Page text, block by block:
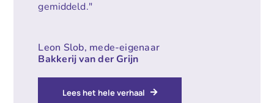
gemiddeld."
Leon Slob, mede-eigenaar
Bakkerij van der Grijn
Lees het hele verhaal